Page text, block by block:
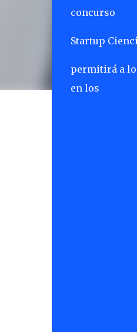
concurso
Startup
permitirá a
en los